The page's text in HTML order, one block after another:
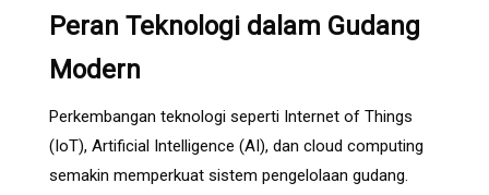
Peran Teknologi dalam Gudang
Modern
Perkembangan teknologi seperti Internet of Things
(IoT), Artificial Intelligence (AI), dan cloud computing
semakin memperkuat sistem pengelolaan gudang.